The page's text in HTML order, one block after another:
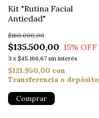
Kit "Rutina Facial
Antiedad"
$135.500,00
$160.000,00
15% OFF
3 x$45.166,67 sin interés
$121.950,00 con
Transferencia o depósito